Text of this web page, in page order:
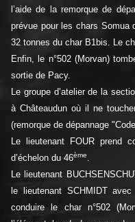
l’aide de la remorque de
prévue pour les chars Somua
32 tonnes du char B1bis. Le
Enfin, le n°502 (Morvan)
sortie de Pacy.
Le groupe d’atelier de la
à Châteaudun où il ne
(remorque de dépannage
Le lieutenant FOUR prend
d’échelon du 46ème.
Le lieutenant
le lieutenant SCHMIDT
conduire le char n°502